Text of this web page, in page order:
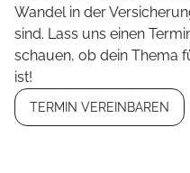
Wandel in der
sind. Lass uns einen
schauen, ob dein Thema
ist!
TERMIN VEREINBAREN